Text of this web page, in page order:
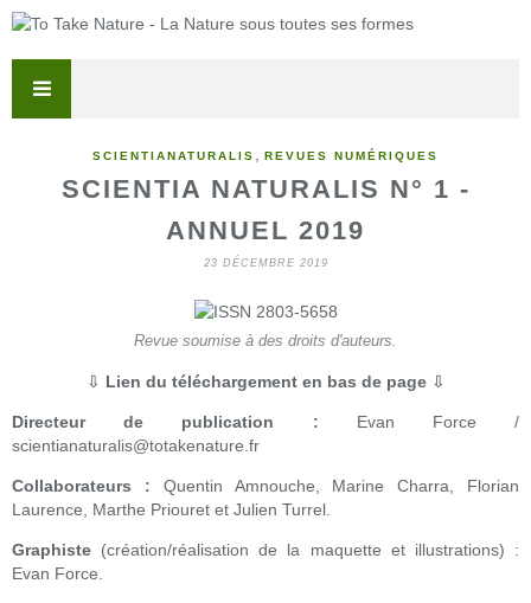
SCIENTIANATURALIS REVUES NUMÉRIQUES
SCIENTIA NATURALIS N° 1 -
ANNUEL 2019
23 DÉCEMBRE 2019
Revue soumise à des droits d'auteurs.
⇩ Lien du téléchargement en bas de page ⇩
Directeur de publication : Evan Force /
scientianaturalis@totakenature.fr
Collaborateurs : Quentin Amnouche, Marine Charra, Florian
Laurence, Marthe Priouret et Julien Turrel.
Graphiste (création/réalisation de la maquette et illustrations) :
Evan Force.